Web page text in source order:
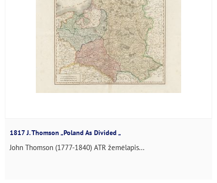
1817 J. Thomson „Poland As Divided „
John Thomson (1777-1840) ATR žemėlapis...